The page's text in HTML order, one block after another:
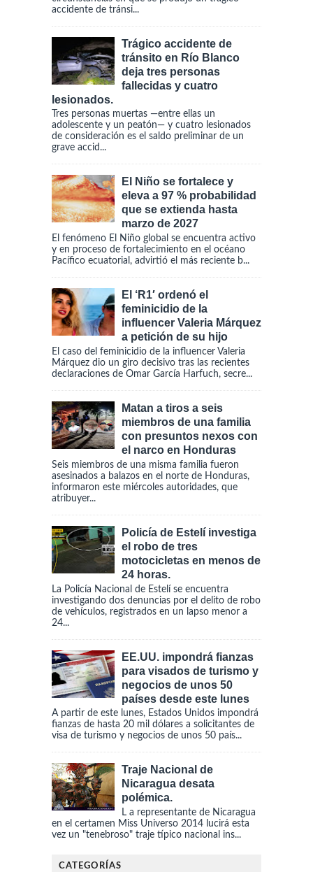
accidente de tránsi...
Trágico accidente de
tránsito en Río Blanco
deja tres personas
fallecidas y cuatro
lesionados.
Tres personas muertas —entre ellas un
adolescente y un peatón— y cuatro lesionados
de consideración es el saldo preliminar de un
grave accid...
El Niño se fortalece y
eleva a 97 % probabilidad
que se extienda hasta
marzo de 2027
El fenómeno El Niño global se encuentra activo
y en proceso de fortalecimiento en el océano
Pacífico ecuatorial, advirtió el más reciente b...
El ‘R1′ ordenó el
feminicidio de la
influencer Valeria Márquez
a petición de su hijo
El caso del feminicidio de la influencer Valeria
Márquez dio un giro decisivo tras las recientes
declaraciones de Omar García Harfuch, secre...
Matan a tiros a seis
miembros de una familia
con presuntos nexos con
el narco en Honduras
Seis miembros de una misma familia fueron
asesinados a balazos en el norte de Honduras,
informaron este miércoles autoridades, que
atribuyer...
Policía de Estelí investiga
el robo de tres
motocicletas en menos de
24 horas.
La Policía Nacional de Estelí se encuentra
investigando dos denuncias por el delito de robo
de vehículos, registrados en un lapso menor a
24...
EE.UU. impondrá fianzas
para visados de turismo y
negocios de unos 50
países desde este lunes
A partir de este lunes, Estados Unidos impondrá
fianzas de hasta 20 mil dólares a solicitantes de
visa de turismo y negocios de unos 50 país...
Traje Nacional de
Nicaragua desata
polémica.
L a representante de Nicaragua
en el certamen Miss Universo 2014 lucirá esta
vez un "tenebroso" traje típico nacional ins...
CATEGORÍAS